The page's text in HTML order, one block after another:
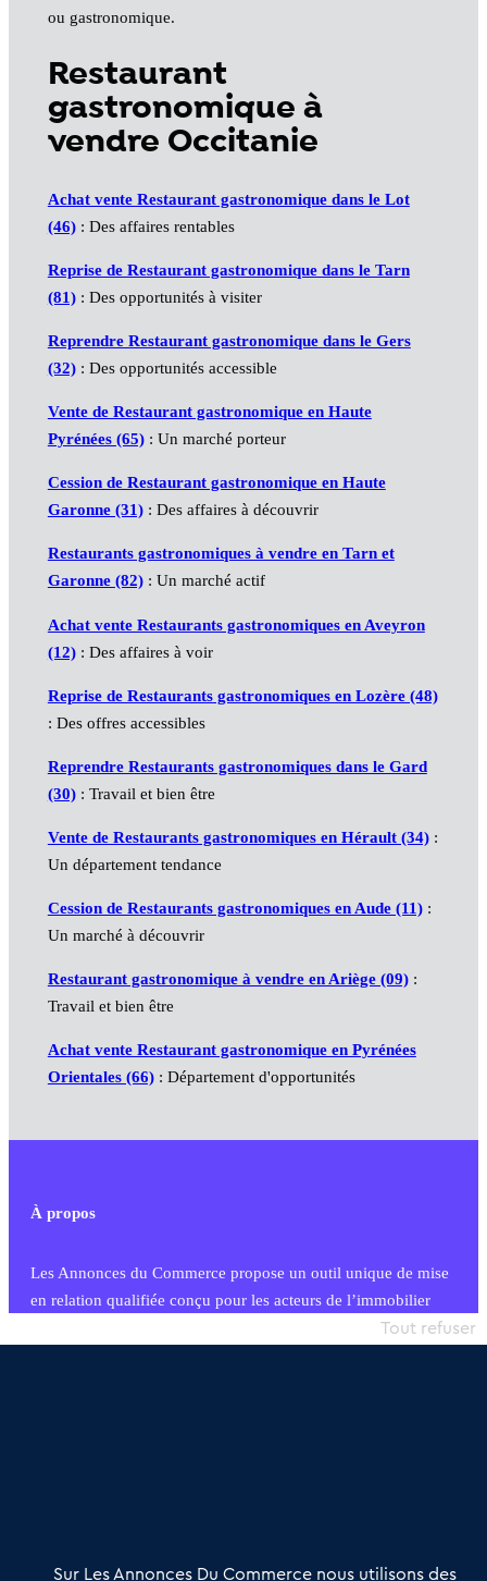
ou gastronomique.
Restaurant
gastronomique à
vendre Occitanie
Achat vente Restaurant gastronomique dans le Lot
(46): Des affaires rentables
Reprise de Restaurant gastronomique dans le Tarn
(81): Des opportunités à visiter
Reprendre Restaurant gastronomique dans le Gers
(32): Des opportunités accessible
Vente de Restaurant gastronomique en Haute
Pyrénées (65): Un marché porteur
Cession de Restaurant gastronomique en Haute
Garonne (31): Des affaires à découvrir
Restaurants gastronomiques à vendre en Tarn et
Garonne (82): Un marché actif
Achat vente Restaurants gastronomiques en Aveyron
(12): Des affaires à voir
Reprise de Restaurants gastronomiques en Lozère (48)
: Des offres accessibles
Reprendre Restaurants gastronomiques dans le Gard
(30): Travail et bien être
Vente de Restaurants gastronomiques en Hérault (34):
Un département tendance
Cession de Restaurants gastronomiques en Aude (11):
Un marché à découvrir
Restaurant gastronomique à vendre en Ariège (09):
Travail et bien être
Achat vente Restaurant gastronomique en Pyrénées
Orientales (66): Département d'opportunités
À propos
Les Annonces du Commerce propose un outil unique de mise
en relation qualifiée conçu pour les acteurs de l’immobilier
commercial et les collectivités territoriales, simple et intégrant
Offres Pro
Sur Les Annonces Du Commerce nous utilisons des
Tout refuser